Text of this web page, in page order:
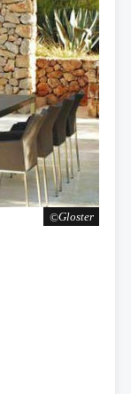
Gloster